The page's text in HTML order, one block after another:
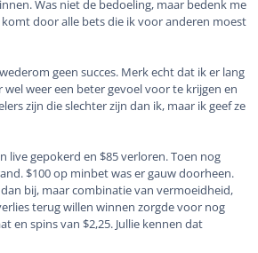
Was niet de bedoeling, maar bedenk me
door alle bets die ik voor anderen moest
geen succes. Merk echt dat ik er lang
wel weer een beter gevoel voor te krijgen en
zijn die slechter zijn dan ik, maar ik geef ze
live gepokerd en $85 verloren. Toen nog
$100 op minbet was er gauw doorheen.
bij, maar combinatie van vermoeidheid,
terug willen winnen zorgde voor nog
en spins van $2,25. Jullie kennen dat